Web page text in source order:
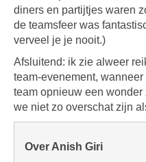
diners en partijtjes waren
de teamsfeer was
verveel je je nooit.)
Afsluitend: ik zie alweer
team-evenement,
team opnieuw een
we niet zo overschat zijn
Over Anish Giri